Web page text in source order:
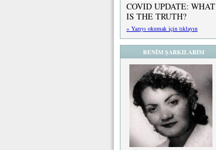
COVID UPDATE: WHAT
IS THE TRUTH?
» Yazıyı okumak için tıklayın
BENİM ŞARKILARIM